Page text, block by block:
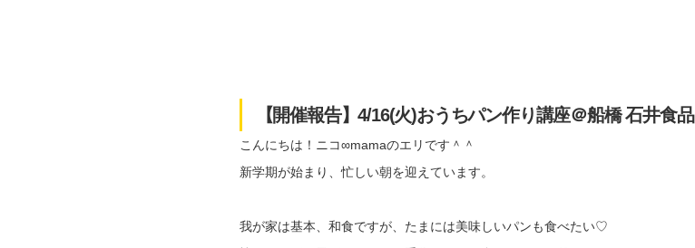
【開催報告】4/16(火)おうちパン作り講座＠船橋 石井食品
こんにちは！ニコ∞mamaのエリです＾＾
新学期が始まり、忙しい朝を迎えています。
我が家は基本、和食ですが、たまには美味しいパンも食べたい♡